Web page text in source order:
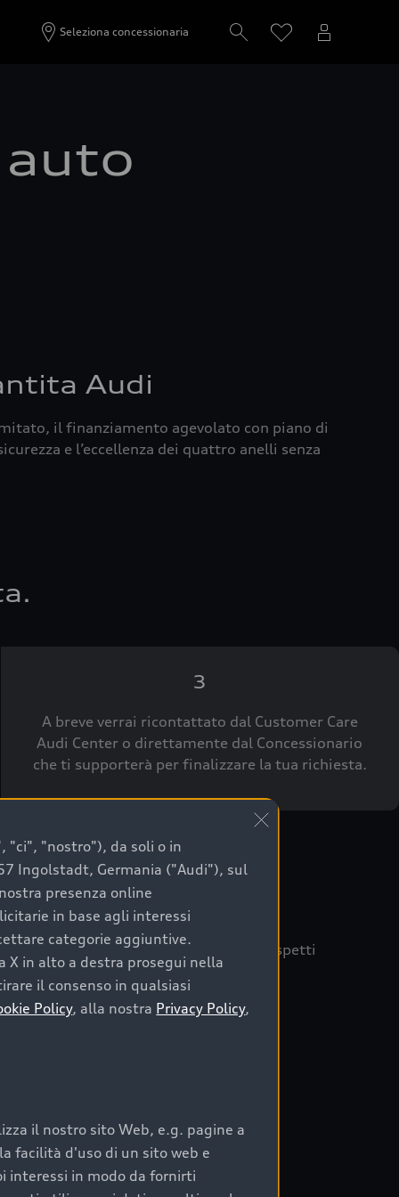
"ci", "nostro"), da soli o in
Ingolstadt, Germania ("Audi"), sul
presenza online
in base agli interessi
categorie aggiuntive.
in alto a destra prosegui nella
il consenso in qualsiasi
Policy, alla nostra Privacy Policy,
il nostro sito Web, e.g. pagine a
facilità d'uso di un sito web e
interessi in modo da fornirti
Seleziona concessionaria
Audi
il finanziamento agevolato con piano di
e l’eccellenza dei quattro anelli senza
3
A breve verrai ricontattato dal Customer Care
Audi Center o direttamente dal Concessionario
che ti supporterà per finalizzare la tua richiesta.
sicuro, è essenziale considerare aspetti
Prima Scelta :plus
nel tempo;